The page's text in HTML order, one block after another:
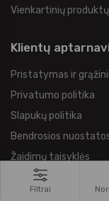
Vienkartinių
Klientų
Pristatymas ir
Privatumo politika
Slapukų politika
Bendrosios
Žaidimų taisyklės
Privatumo
Filtrai